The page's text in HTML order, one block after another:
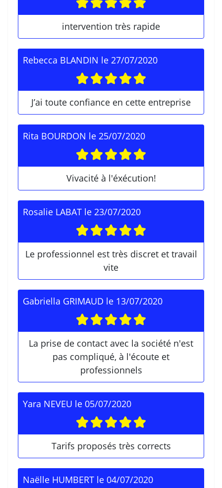
intervention très rapide
Rebecca BLANDIN le 27/07/2020
J’ai toute confiance en cette entreprise
Rita BOURDON le 25/07/2020
Vivacité à l'éxécution!
Rosalie LABAT le 23/07/2020
Le professionnel est très discret et travail
vite
Gabriella GRIMAUD le 13/07/2020
La prise de contact avec la société n'est
pas compliqué, à l'écoute et
professionnels
Yara NEVEU le 05/07/2020
Tarifs proposés très corrects
Naëlle HUMBERT le 04/07/2020